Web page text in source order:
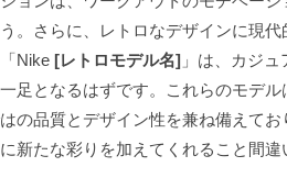
。さらに、レトロなデザインに現
Nike [レトロモデル名] 」は、カジ
足となるはずです。これらのモデ
の品質とデザイン性を兼ね備えて
新たな彩りを加えてくれること間